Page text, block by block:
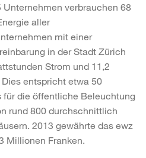
verbrauchen 68
aller
mit einer
in der Stadt Zürich
Strom und 11,2
entspricht etwa 50
für die öffentliche Beleuchtung
rund 800 durchschnittlich
2013 gewährte das ewz
Millionen Franken.